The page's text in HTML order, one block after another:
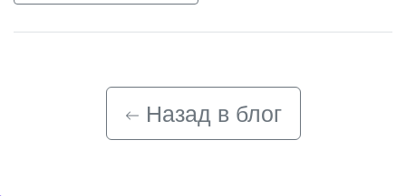
Назад в блог